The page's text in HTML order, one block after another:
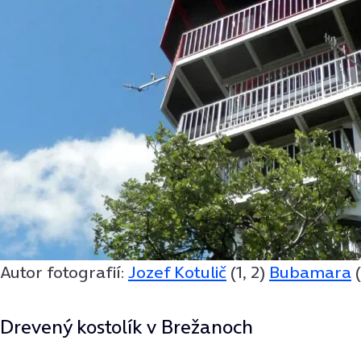
Autor fotografií: Jozef Kotulič (1, 2) Bubamara
Drevený kostolík v Brežanoch